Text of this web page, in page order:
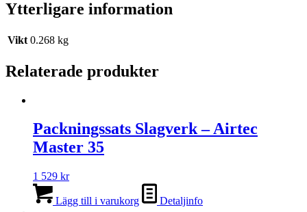
Ytterligare information
Vikt 0.268 kg
Relaterade produkter
Packningssats Slagverk – Airtec
Master 35
1 529 kr
Lägg till i varukorg Detaljinfo